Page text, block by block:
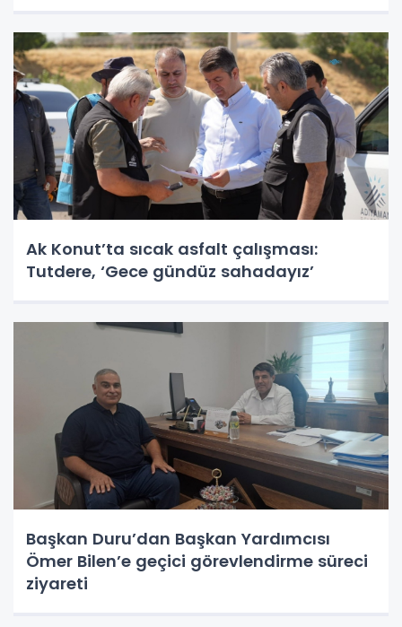
Ak Konut’ta sıcak asfalt çalışması:
Tutdere, ‘Gece gündüz sahadayız’
Başkan Duru’dan Başkan Yardımcısı
Ömer Bilen’e geçici görevlendirme süreci
ziyareti